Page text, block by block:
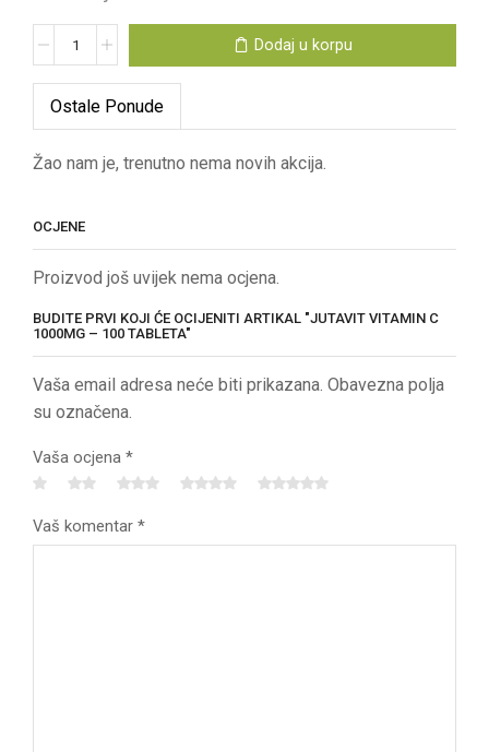
Dodaj u korpu
Ostale Ponude
Žao nam je, trenutno nema novih akcija.
OCJENE
Proizvod još uvijek nema ocjena.
BUDITE PRVI KOJI ĆE OCIJENITI ARTIKAL "JUTAVIT VITAMIN C
1000MG – 100 TABLETA"
Vaša email adresa neće biti prikazana. Obavezna polja
su označena.
Vaša ocjena *
Vaš komentar *